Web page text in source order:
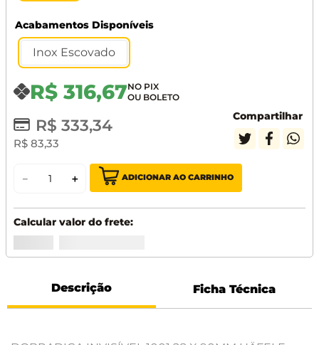
Acabamentos Disponíveis
Inox Escovado
R$ 316,67
R$ 333,34
R$ 83,33
Compartilhar
＋
－ ADICIONAR AO CARRINHO
Descrição Ficha Técnica